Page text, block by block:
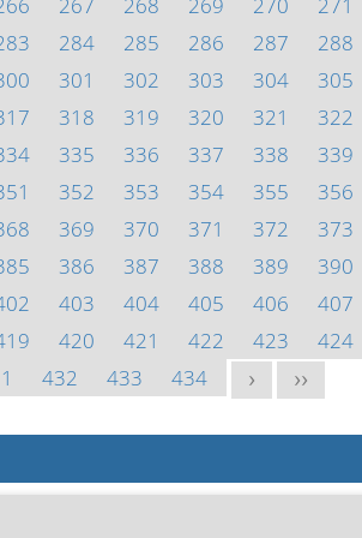
284 285 286 287 288
301 302 303 304 305
318 319 320 321 322
335 336 337 338 339
352 353 354 355 356
369 370 371 372 373
386 387 388 389 390
403 404 405 406 407
420 421 422 423 424
432 433 434 > >>